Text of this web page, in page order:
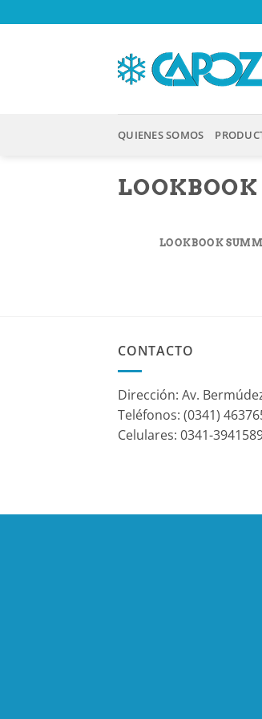
al
QUIENES SOMOS
LOOKBOOK
LOOKBOOK
CONTACTO
Dirección: Av.
Teléfonos: (0341)
Celulares: 0341-